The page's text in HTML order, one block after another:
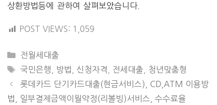
상환방법등에 관하여 살펴보았습니다.
POST VIEWS: 1,059
CATEGORIES
전월세대출
TAGS
국민은행 방법 ,신청자격 전세대출
청년맞춤형
롯데카드 단기카드대출(현금서비스), CD,ATM 이용방
법, 일부결제금액이월약정(리볼빙)서비스, 수수료율